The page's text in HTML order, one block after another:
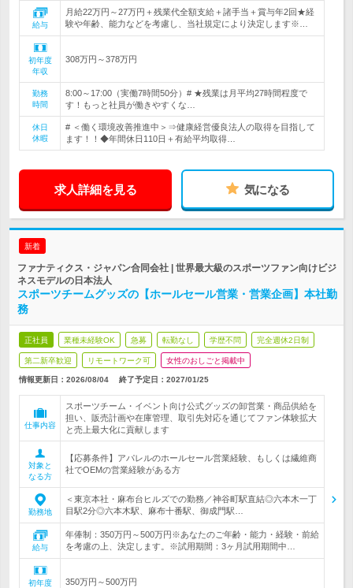
給与
月給22万円～27万円＋残業代全額支給＋諸手当＋賞与年2回★経
験や年齢、能力などを考慮し、当社規定により決定します※…
初年度
年収
308万円～378万円
勤務
時間
8:00～17:00（実働7時間50分）# ★残業は月平均27時間程度で
す！もっと社員が働きやすくな…
休日
休暇
# ＜働く環境改善推進中＞⇒健康経営優良法人の取得を目指して
ます！！◆年間休日110日＋有給平均取得…
求人詳細を見る 気になる
新着
ファナティクス・ジャパン合同会社 | 世界最大級のスポーツファン向けビジ
ネスモデルの日本法人
スポーツチームグッズの【ホールセール営業・営業企画】本社勤
務
正社員 業種未経験OK 急募 転勤なし 学歴不問 完全週休2日制
第二新卒歓迎 リモートワーク可 女性のおしごと掲載中
情報更新日：2026/08/04 終了予定日： 2027/01/25
仕事内容
スポーツチーム・イベント向け公式グッズの卸営業・商品供給を
担い、販売計画や在庫管理、取引先対応を通じてファン体験拡大
と売上最大化に貢献します
対象と
なる方
【応募条件】アパレルのホールセール営業経験、もしくは繊維商
社でOEMの営業経験がある方
勤務地
＜東京本社・麻布台ヒルズでの勤務／神谷町駅直結◎六本木一丁
目駅2分◎六本木駅、麻布十番駅、御成門駅…
給与
年俸制：350万円～500万円※あなたのご年齢・能力・経験・前給
を考慮の上、決定します。※試用期間：3ヶ月試用期間中…
初年度
350万円～500万円